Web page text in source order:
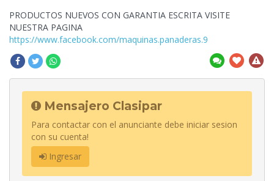
PRODUCTOS NUEVOS CON GARANTIA ESCRITA VISITE
NUESTRA PAGINA
https://www.facebook.com/maquinas.panaderas.9
Mensajero Clasipar
Para contactar con el anunciante debe iniciar sesion
con su cuenta!
Ingresar